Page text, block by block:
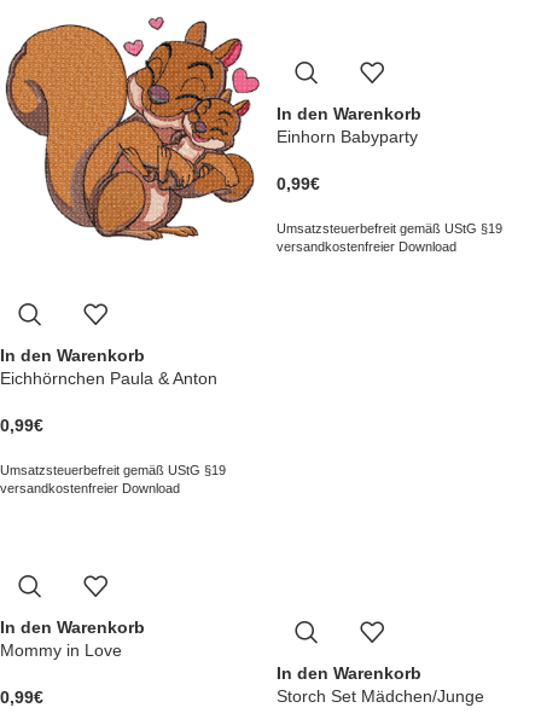
In den Warenkorb
Eichhörnchen Paula & Anton
0,99€
Umsatzsteuerbefreit gemäß UStG §19
versandkostenfreier Download
In den Warenkorb
Einhorn Babyparty
0,99€
Umsatzsteuerbefreit gemäß UStG §19
versandkostenfreier Download
In den Warenkorb
Mommy in Love
0,99€
In den Warenkorb
Storch Set Mädchen/Junge